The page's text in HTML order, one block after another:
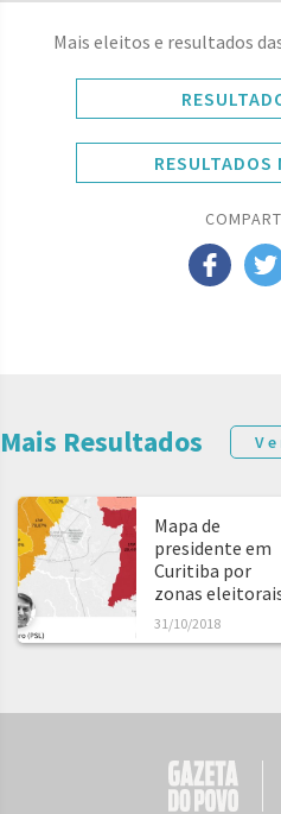
Mais eleitos e resultados
RESULTADOS
Mais Resultados
Mapa de
presidente em
Curitiba por
zonas
31/10/2018